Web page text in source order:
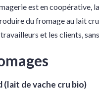
est en coopérative,
du fromage au lait
et les clients,
(lait de vache cru bio)